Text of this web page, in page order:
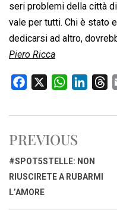
seri problemi della città
vale per tutti. Chi è stato
dedicarsi ad altro,
Piero Ricca
c
b
o
o
k
W
a
s
A
p
n
d
I
r
PREVIOUS
#SPOT5STELLE: NON
RIUSCIRETE A RUBARMI
L’AMORE